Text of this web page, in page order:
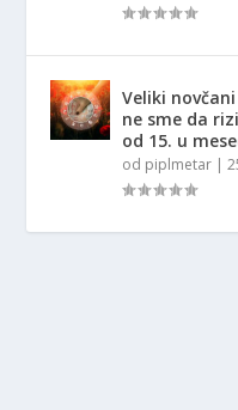
Veliki
ne sme da
od 15. u
od piplmetar |